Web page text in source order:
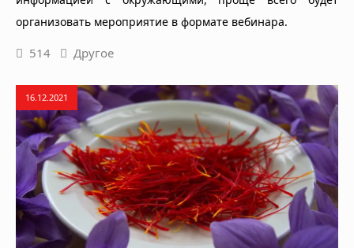
организовать мероприятие в формате вебинара.
514 Другое
16.12.2021